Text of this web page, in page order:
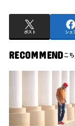
ポスト シェ
RECOMMEND